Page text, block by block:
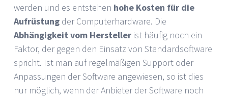
werden und es entstehen hohe Kosten für die
Aufrüstung der Computerhardware. Die
Abhängigkeit vom Hersteller ist häufig noch ein
Faktor, der gegen den Einsatz von Standardsoftware
spricht. Ist man auf regelmäßigen Support oder
Anpassungen der Software angewiesen, so ist dies
nur möglich, wenn der Anbieter der Software noch